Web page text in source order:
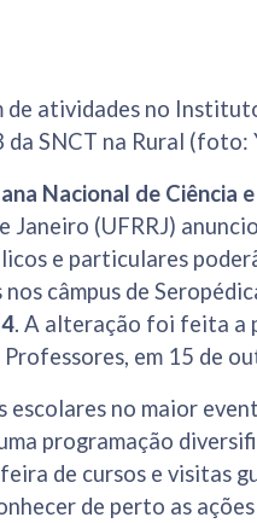
de atividades no
SNCT na Rural (foto:
Nacional de Ciência
Janeiro (UFRRJ)
e particulares
câmpus de
. A alteração foi feita a
em 15 de
escolares no maior
programação
de cursos e visitas
de perto as